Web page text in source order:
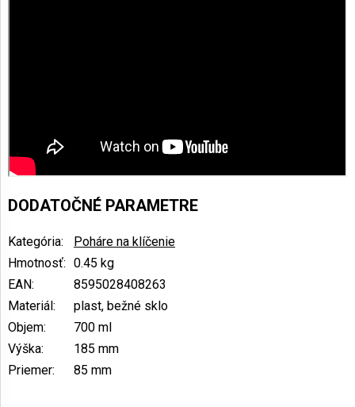
DODATOČNÉ PARAMETRE
Kategória:
Poháre na klíčenie
Hmotnosť: 0.45 kg
EAN:
8595028408263
Materiál:
plast, bežné sklo
Objem:
700 ml
Výška:
185 mm
Priemer: 85 mm